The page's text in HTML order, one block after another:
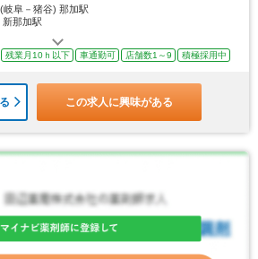
(岐阜－猪谷) 那加駅
那加駅
残業月10ｈ以下 車通勤可 店舗数1～9 積極採用中
この求人に興味がある